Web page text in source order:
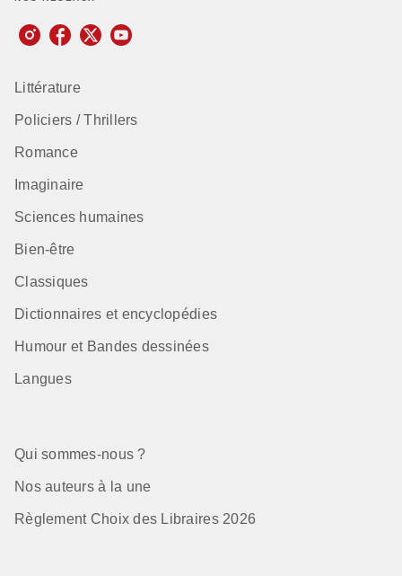
Littérature
Policiers / Thrillers
Romance
Imaginaire
Sciences humaines
Bien-être
Classiques
Dictionnaires et encyclopédies
Humour et Bandes dessinées
Langues
Qui sommes-nous ?
Nos auteurs à la une
Règlement Choix des Libraires 2026